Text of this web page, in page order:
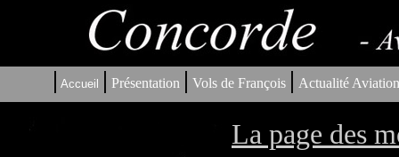
| Accueil | Présentation | Vols de François | Actualité
La page des